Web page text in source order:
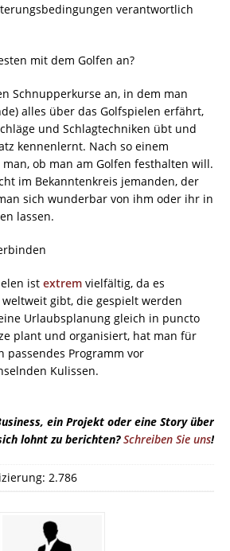
verantwortlich
mit dem Golfen an?
Schnupperkurse an, in dem man
alles über das Golfspielen erfährt,
und Schlagtechniken übt und
kennenlernt. Nach so einem
ob man am Golfen festhalten will.
im Bekanntenkreis jemanden, der
sich wunderbar von ihm oder ihr in
lassen.
ist extrem vielfältig, da es
gibt, die gespielt werden
Urlaubsplanung gleich in puncto
plant und organisiert, hat man für
passendes Programm vor
Kulissen.
ein Projekt oder eine Story über
lohnt zu berichten?Schreiben Sie uns!
2.786